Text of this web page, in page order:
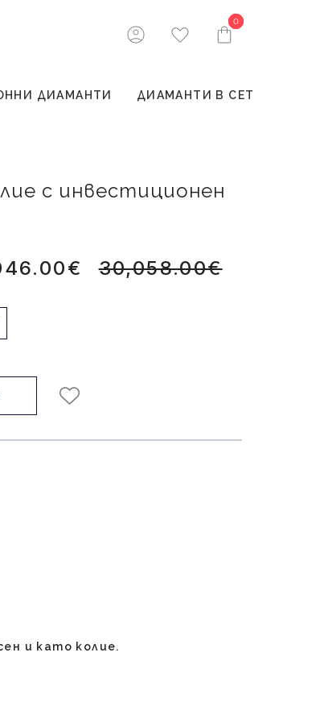
0
0
ДИАМАНТИ ДИАМАНТИ В СЕТ
с инвестиционен
30,058.00€
и като колие.